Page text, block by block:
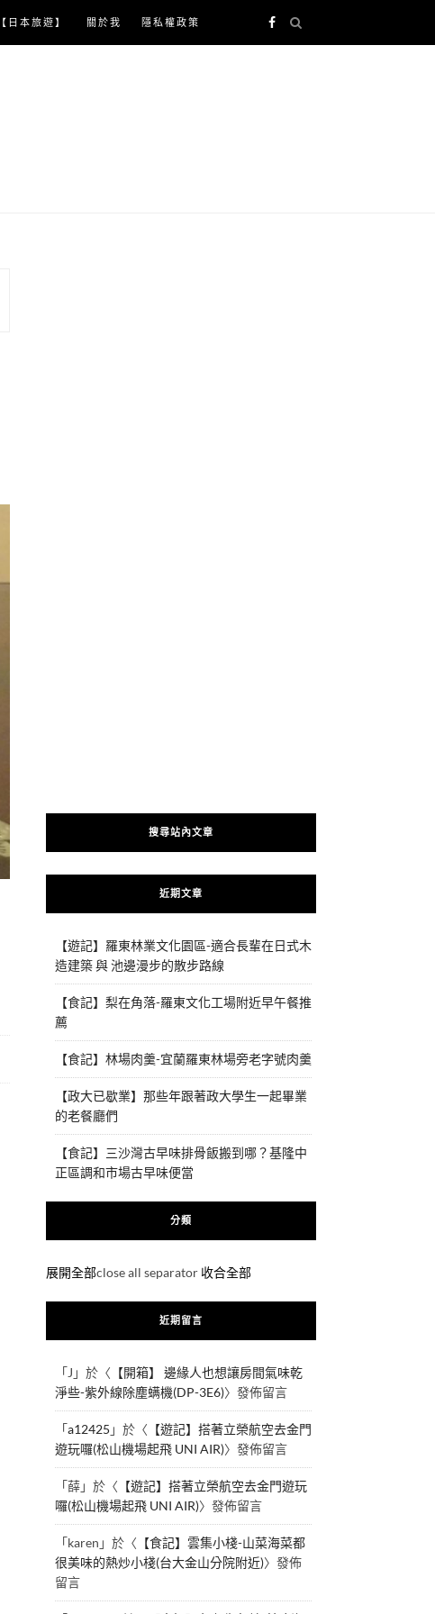
【日本旅遊】 關於我 隱私權政策
搜尋站內文章
近期文章
【遊記】羅東林業文化園區-適合長輩在日式木
造建築 與 池邊漫步的散步路線
【食記】梨在角落-羅東文化工場附近早午餐推
薦
【食記】林場肉羹-宜蘭羅東林場旁老字號肉羹
【政大已歇業】那些年跟著政大學生一起畢業
的老餐廳們
【食記】三沙灣古早味排骨飯搬到哪？基隆中
正區調和市場古早味便當
分類
展開全部close all separator 收合全部
近期留言
「J 」於〈 【開箱】 邊緣人也想讓房間氣味乾
淨些-紫外線除塵螨機(DP-3E6)〉發佈留言
「a12425 」於〈 【遊記】搭著立榮航空去金門
遊玩囉(松山機場起飛 UNI AIR)〉發佈留言
「薛」於〈 【遊記】搭著立榮航空去金門遊玩
囉(松山機場起飛 UNI AIR)〉發佈留言
「karen 」於〈 【食記】雲集小棧-山菜海菜都
很美味的熱炒小棧(台大金山分院附近)〉發佈
留言